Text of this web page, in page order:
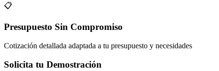
📋
Presupuesto Sin Compromiso
Cotización detallada adaptada a tu presupuesto y necesidades
Solicita tu Demostración